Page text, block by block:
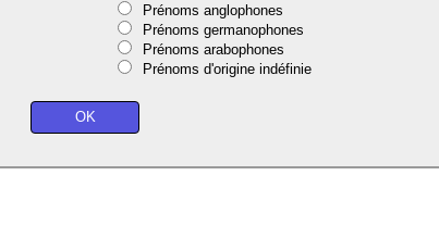
Prénoms anglophones
Prénoms germanophones
Prénoms arabophones
Prénoms d'origine indéfinie